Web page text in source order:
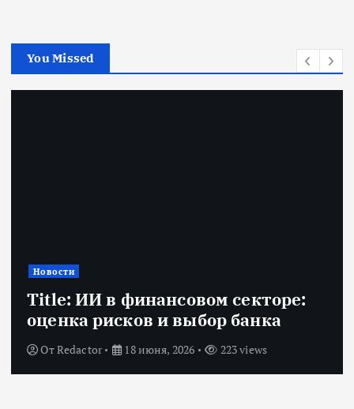
You Missed
Новости
Title: ИИ в финансовом секторе:
оценка рисков и выбор банка
ОтRedactor 18 июня, 2026 223 views